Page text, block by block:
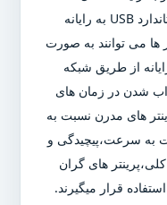
شود.بیشتر پرینتر های مدرن با یه کابل استاندارد USB به رایانه
ها می توانند به صورت
از طریق شبکه
شدن در زمان های
های مدرن نسبت به
به سرعت،پیچیدگی و
های گران
قرار میگیرند.